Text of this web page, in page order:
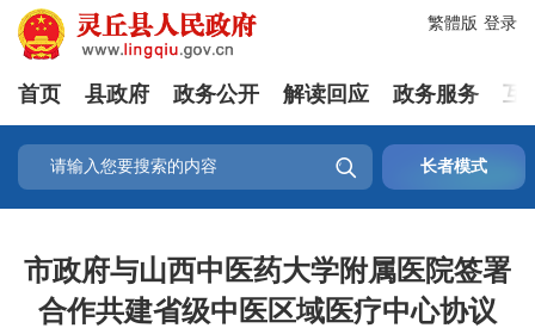
登录
繁體版
首页 县政府 政务公开 解读回应 政务服务 互
 长者模式
市政府与山西中医药大学附属医院签署
合作共建省级中医区域医疗中心协议